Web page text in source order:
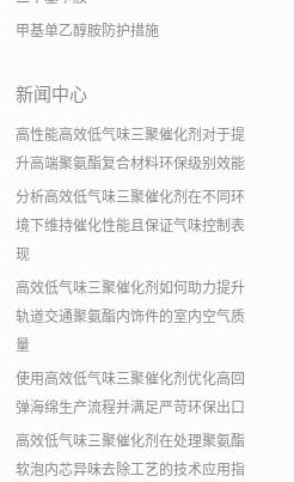
甲基单乙醇胺防护措施
新闻中心
高性能高效低气味三聚催化剂对于提
升高端聚氨酯复合材料环保级别效能
分析高效低气味三聚催化剂在不同环
境下维持催化性能且保证气味控制表
现
高效低气味三聚催化剂如何助力提升
轨道交通聚氨酯内饰件的室内空气质
量
使用高效低气味三聚催化剂优化高回
弹海绵生产流程并满足严苛环保出口
高效低气味三聚催化剂在处理聚氨酯
软泡内芯异味去除工艺的技术应用指